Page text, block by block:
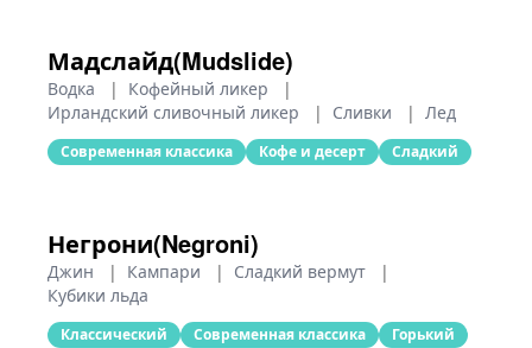
Мадслайд(Mudslide)
Водка | Кофейный ликер
|
Ирландский сливочный ликер
| Сливки | Лед
Современная классика Кофе и десерт Сладкий
Негрони(Negroni)
Джин | Кампари | Сладкий вермут
|
Кубики льда
Классический Современная классика Горький